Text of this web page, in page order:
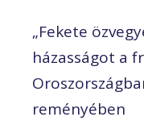
„Fekete
házasságot a
reményében